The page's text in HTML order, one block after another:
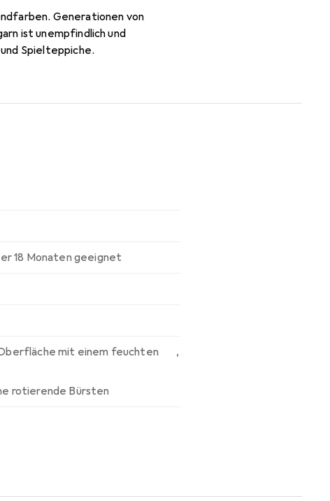
Generationen von
ist unempfindlich und
Spielteppiche.
18 Monaten geeignet
mit einem feuchten
,
rotierende Bürsten